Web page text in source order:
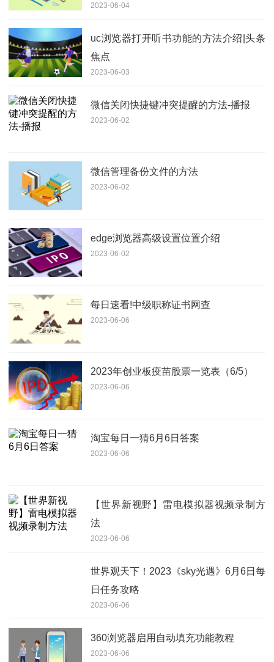
2023-06-04
uc浏览器打开听书功能的方法介绍|头条
焦点
2023-06-03
微信关闭快捷键冲突提醒的方法-播报
2023-06-02
微信管理备份文件的方法
2023-06-02
edge浏览器高级设置位置介绍
2023-06-02
每日速看!中级职称证书网查
2023-06-06
2023年创业板疫苗股票一览表（6/5）
2023-06-06
淘宝每日一猜6月6日答案
2023-06-06
【世界新视野】雷电模拟器视频录制方
法
2023-06-06
世界观天下！2023《sky光遇》6月6日每
日任务攻略
2023-06-06
360浏览器启用自动填充功能教程
2023-06-06